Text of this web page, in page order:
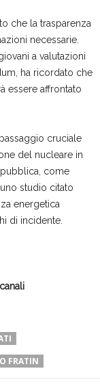
che la trasparenza
necessarie.
a valutazioni
ha ricordato che
essere affrontato
cruciale
del nucleare in
pubblica, come
studio citato
energetica
di incidente.
FRATIN